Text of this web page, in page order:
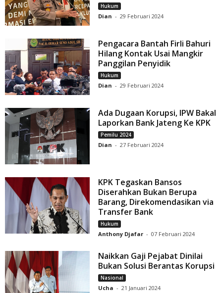
Hukum
Dian - 29 Februari 2024
Pengacara Bantah Firli Bahuri
Hilang Kontak Usai Mangkir
Panggilan Penyidik
Hukum
Dian - 29 Februari 2024
Ada Dugaan Korupsi, IPW Bakal
Laporkan Bank Jateng Ke KPK
Pemilu 2024
Dian - 27 Februari 2024
KPK Tegaskan Bansos
Diserahkan Bukan Berupa
Barang, Direkomendasikan via
Transfer Bank
Hukum
Anthony Djafar - 07 Februari 2024
Naikkan Gaji Pejabat Dinilai
Bukan Solusi Berantas Korupsi
Nasional
Ucha - 21 Januari 2024